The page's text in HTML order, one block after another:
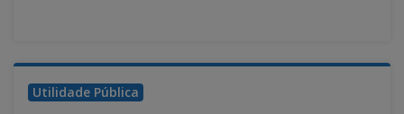
Utilidade Pública